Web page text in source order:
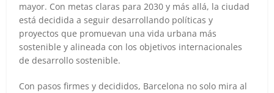
mayor. Con metas claras para 2030 y más allá, la ciudad
está decidida a seguir desarrollando políticas y
proyectos que promuevan una vida urbana más
sostenible y alineada con los objetivos internacionales
de desarrollo sostenible.
Con pasos firmes y decididos, Barcelona no solo mira al